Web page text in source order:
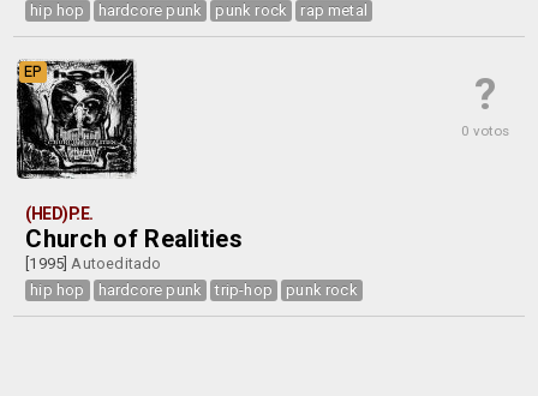
hip hop
hardcore punk punk rock rap metal
?
0 votos
EP
(HED)P.E.
Church of Realities
[1995]Autoeditado
hip hop
hardcore punk trip-hop punk rock